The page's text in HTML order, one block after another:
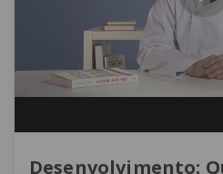
Desenvolvimento: